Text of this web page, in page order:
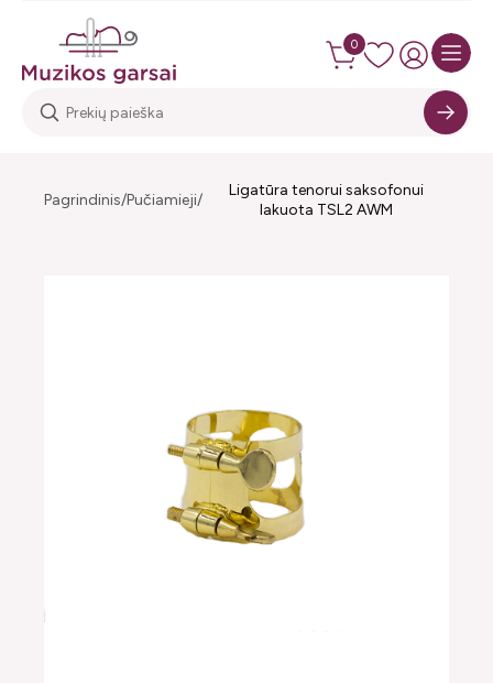
0
Pagrindinis Pučiamieji
Ligatūra tenorui saksofonui
lakuota TSL2 AWM